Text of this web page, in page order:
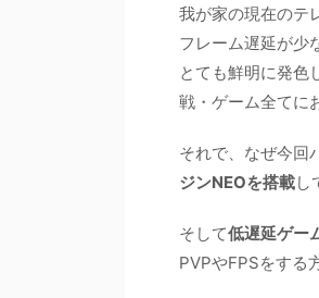
我が家の現在のテ
フレーム遅延が少
とても鮮明に発色
戦・ゲーム全てに
それで、なぜ今回
ジンNEOを搭載し
そして低遅延ゲー
PVPやFPSをする